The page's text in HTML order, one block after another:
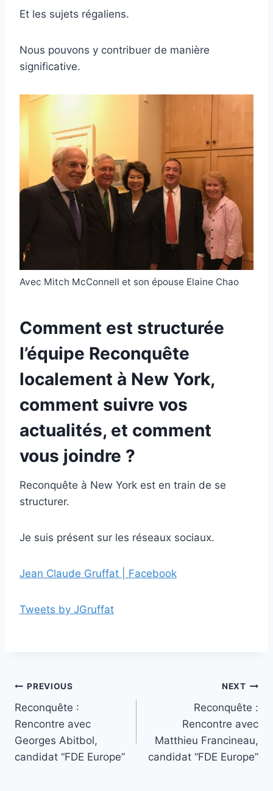
Et les sujets régaliens.
Nous pouvons y contribuer de manière
significative.
Avec Mitch McConnell et son épouse Elaine Chao
Comment est structurée
l’équipe Reconquête
localement à New York,
comment suivre vos
actualités, et comment
vous joindre ?
Reconquête à New York est en train de se
structurer.
Je suis présent sur les réseaux sociaux.
Jean Claude Gruffat | Facebook
Tweets by JGruffat
Post
navigation
PREVIOUS
Reconquête :
Rencontre avec
Georges Abitbol,
candidat “FDE Europe”
NEXT
Reconquête :
Rencontre avec
Matthieu Francineau,
candidat “FDE Europe”